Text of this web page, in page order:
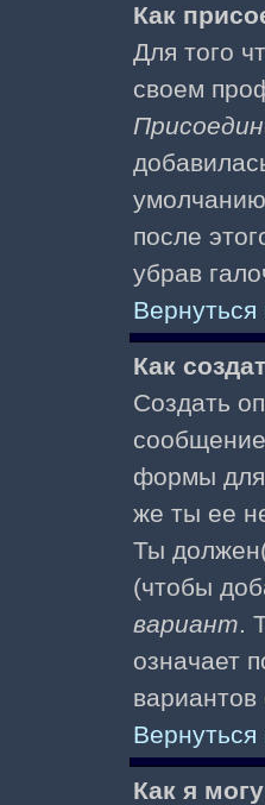
Как
Для того
своем
после
убрав
Вернуться
Как
Создать
формы
же ты ее
Ты
(чтобы
вариант.
означает
Вернуться
Как я